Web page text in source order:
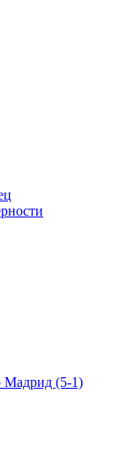
Мадрид (5-1)